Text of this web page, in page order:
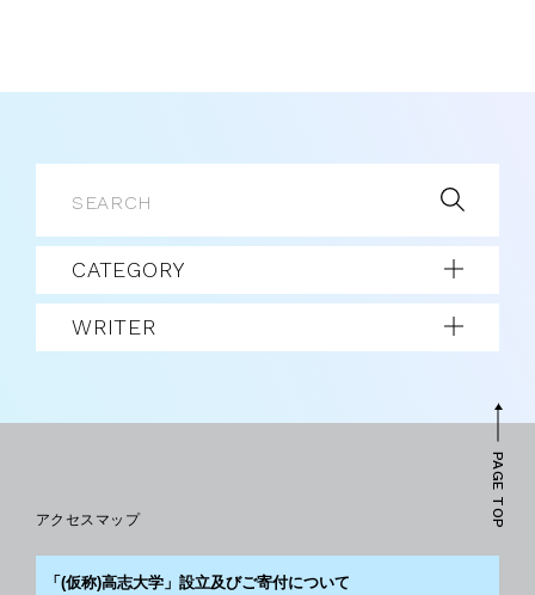
CATEGORY
WRITER
アクセスマップ
「(仮称)高志大学」設立及びご寄付について
PAGE TOP